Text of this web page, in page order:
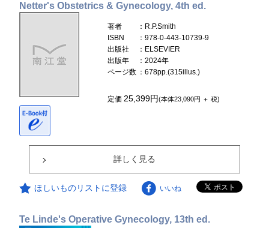
Netter's Obstetrics & Gynecology, 4th ed.
著者
：R.P.Smith
ISBN
：978-0-443-10739-9
出版社
：ELSEVIER
出版年
：2024年
ページ数 ：678pp.(315illus.)
定価25,399円(本体23,090円 ＋ 税)
詳しく見る
ほしいものリストに登録 いいね
Te Linde's Operative Gynecology, 13th ed.